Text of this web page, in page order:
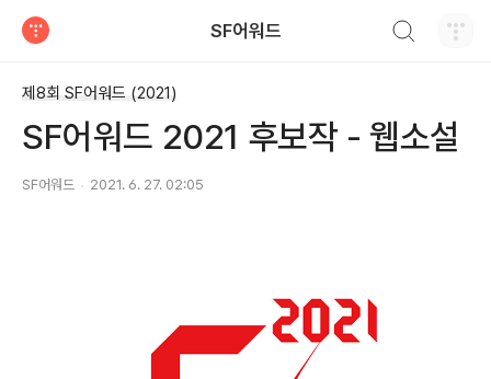
SF어워드
제8회 SF어워드 (2021)
SF어워드 2021 후보작 - 웹소설
SF어워드 2021. 6. 27. 02:05